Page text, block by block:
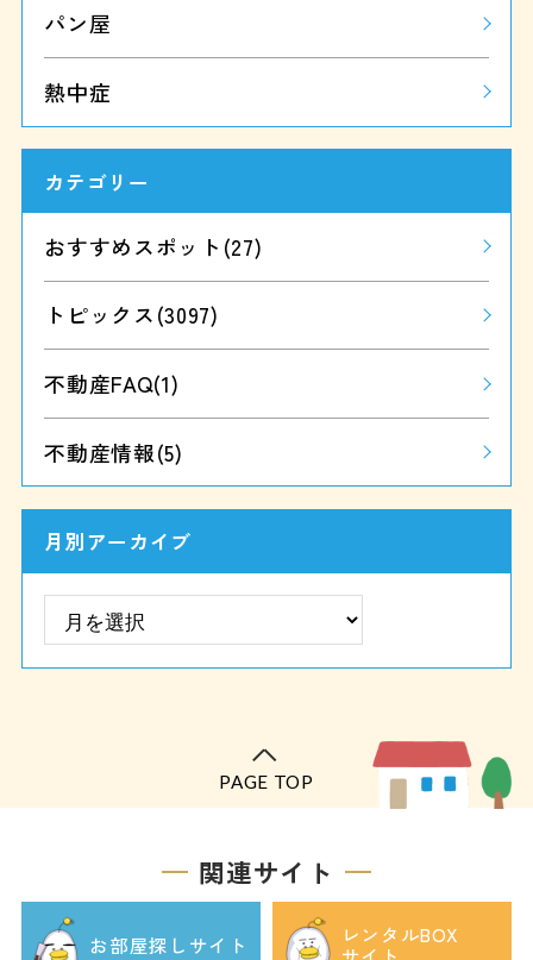
パン屋
熱中症
カテゴリー
おすすめスポット (27)
トピックス(3097)
不動産FAQ(1)
不動産情報(5)
月別アーカイブ
PAGE TOP
関連サイト
お部屋探しサイト
レンタルBOX